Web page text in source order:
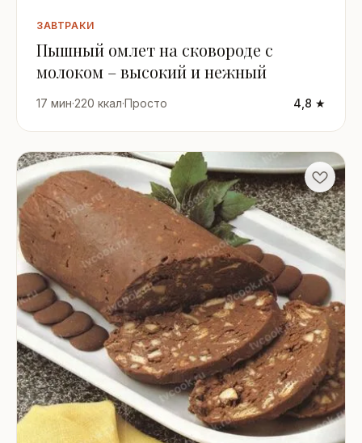
ЗАВТРАКИ
Пышный омлет на сковороде с
молоком – высокий и нежный
17 мин·220 ккал·Просто 4,8 ★